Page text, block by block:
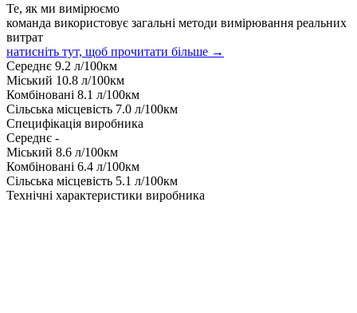
Те, як ми вимірюємо
команда використовує загальні методи вимірювання реальних
витрат
натисніть тут, щоб прочитати більше →
Середнє 9.2 л/100км
Міський 10.8 л/100км
Комбіновані 8.1 л/100км
Сільська місцевість 7.0 л/100км
Специфікація виробника
Середнє -
Міський 8.6 л/100км
Комбіновані 6.4 л/100км
Сільська місцевість 5.1 л/100км
Технічні характеристики виробника